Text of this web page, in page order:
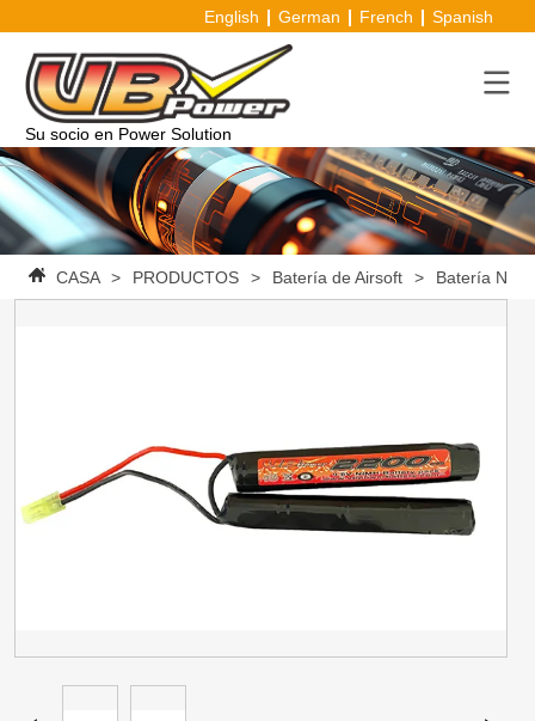
English German French Spanish
Su socio en Power Solution
CASA > PRODUCTOS > Batería de Airsoft > Batería Ni-